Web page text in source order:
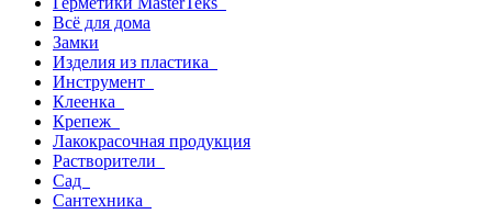
Всё для дома
Замки
Изделия из пластика
Инструмент
Клеенка
Крепеж
Лакокрасочная продукция
Растворители
Сад
Сантехника